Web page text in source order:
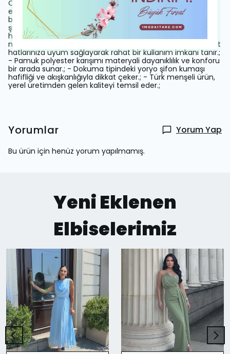
Orta kalınlıkta kumaşı tüm mevsimlerde rahatlıkla tercih
edilebilir.; - Ageless persona ile her yaştan kadının
beğenisine hitap eder.; - Düğün ve nikah gibi özel günlerde
şıklığınızı tamamlayacak ideal seçimdir.; - Tekli paket
halinde kutulu olarak sunulur; hediye etmek için de
mükemmel bir seçenektir.; - Regular kalıp ve boyuyla vücut
hatlarınıza uyum sağlayarak rahat bir kullanım imkanı tanır.;
- Pamuk polyester karışımı materyali dayanıklılık ve konforu
bir arada sunar.; - Dokuma tipindeki yoryo şifon kumaşı
hafifliği ve akışkanlığıyla dikkat çeker.; - Türk menşeli ürün,
yerel üretimden gelen kaliteyi temsil eder.;
Yorumlar Yorum Yap
Bu ürün için henüz yorum yapılmamış.
Yeni Eklenen
Elbiselerimiz